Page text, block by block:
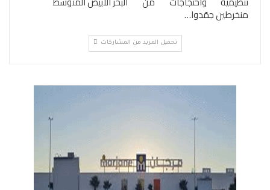
منخرطين جمّدوا…
تحميل المزيد من المشاركات